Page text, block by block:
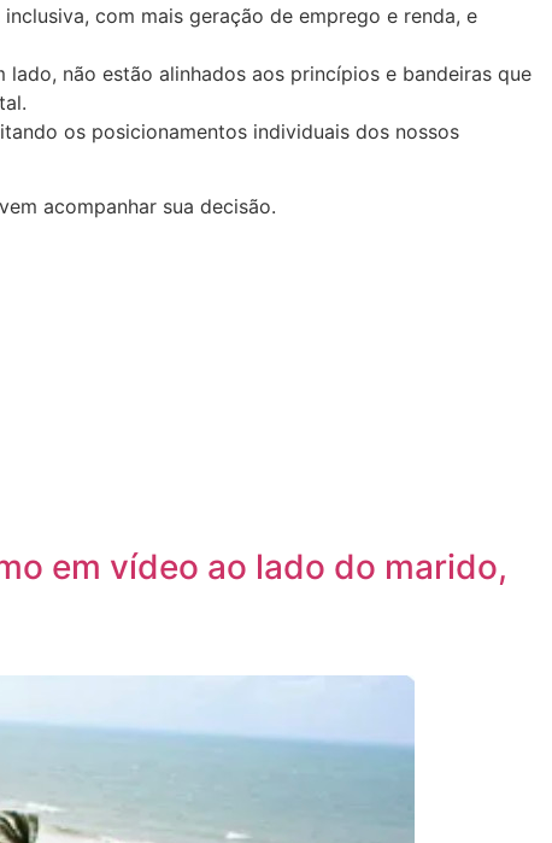
com mais geração de emprego e renda, e
não estão alinhados aos princípios e bandeiras que
os posicionamentos individuais dos nossos
acompanhar sua decisão.
em vídeo ao lado do marido,